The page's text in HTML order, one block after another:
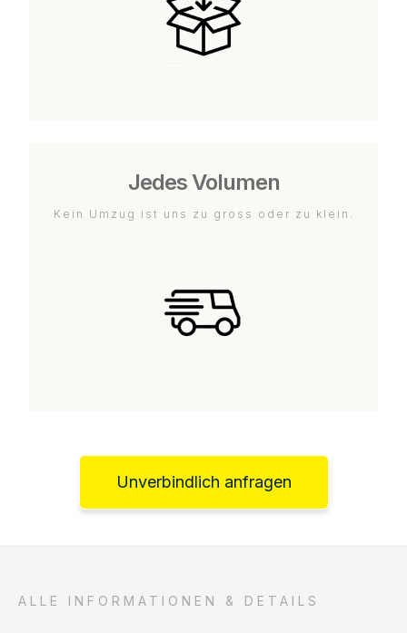
Jedes Volumen
Kein Umzug ist uns zu gross oder zu klein.
Unverbindlich anfragen
ALLE INFORMATIONEN & DETAILS